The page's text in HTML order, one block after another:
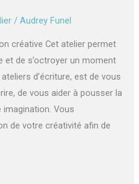
/Audrey Funel
créative Cet atelier permet
et de s’octroyer un moment
d’écriture, est de vous
de vous aider à pousser la
Vous
de votre créativité afin de